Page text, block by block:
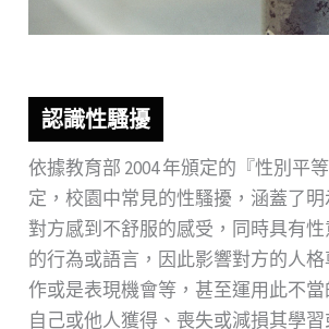
認識性騷擾
依據教育部 2004 年頒定的『性別平
定，校園中常見的性騷擾，涵蓋了
對方感到不舒服的感受，同時具有
的行為或語言，因此影響對方的人
作或是表現機會等，甚至運用此不
自己或他人獲得、喪失或減損其學